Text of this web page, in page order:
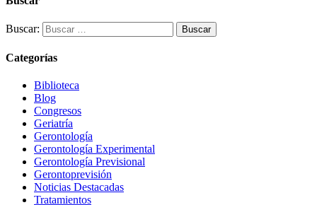
Buscar:
Categorías
Biblioteca
Blog
Congresos
Geriatría
Gerontología
Gerontología Experimental
Gerontología Previsional
Gerontoprevisión
Noticias Destacadas
Tratamientos